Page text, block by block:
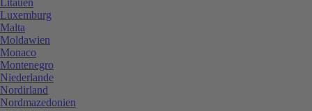
Luxemburg
Malta
Moldawien
Monaco
Montenegro
Niederlande
Nordirland
Nordmazedonien